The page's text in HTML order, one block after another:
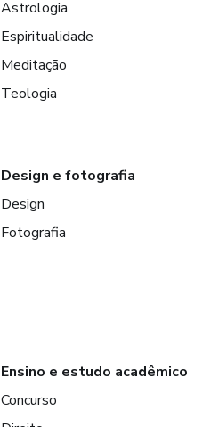
Astrologia
Espiritualidade
Meditação
Teologia
Design e fotografia
Design
Fotografia
Ensino e estudo acadêmico
Concurso